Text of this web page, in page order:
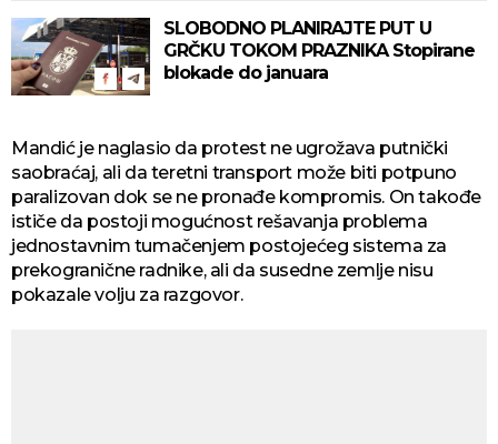
SLOBODNO PLANIRAJTE PUT U
GRČKU TOKOM PRAZNIKA Stopirane
blokade do januara
Mandić je naglasio da protest ne ugrožava putnički
saobraćaj, ali da teretni transport može biti potpuno
paralizovan dok se ne pronađe kompromis. On takođe
ističe da postoji mogućnost rešavanja problema
jednostavnim tumačenjem postojećeg sistema za
prekogranične radnike, ali da susedne zemlje nisu
pokazale volju za razgovor.